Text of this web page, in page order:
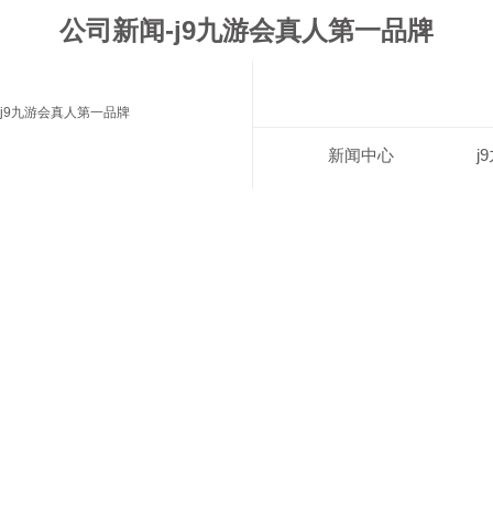
公司新闻-j9九游会真人第一品牌
j9九游会真人第一品牌
新闻中心